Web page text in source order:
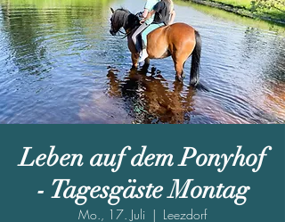
Leben auf dem Ponyhof
- Tagesgäste Montag
Mo., 17. Juli
  |
Leezdorf